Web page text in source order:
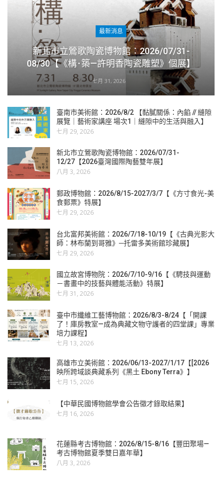
最新消息
新北市立鶯歌陶瓷博物館：2026/07/31-
08/30【《構･築—許明香陶瓷雕塑》個展】
七月 31, 2026
臺南市美術館：2026/8/2 【黏膩關係：內餡 // 縫隙
展覽｜藝術家講座 場次1｜縫隙中的生活與融入】
七月 29, 2026
新北市立鶯歌陶瓷博物館：2026/07/31-
12/27【2026臺灣國際陶藝雙年展】
八月 3, 2026
郵政博物館：2026/8/15-2027/3/7【《方寸食光-美
食郵票》特展】
七月 29, 2026
台北富邦美術館：2026/7/18-10/19【《古典光影大
師：林布蘭到哥雅》─托雷多美術館珍藏展】
七月 29, 2026
國立故宮博物院：2026/7/10-9/16【《騁技與運動
－書畫中的技藝與體能活動》特展】
七月 31, 2026
臺中市纖維工藝博物館：2026/8/3-8/24【「開課
了！庫房教室—成為典藏文物守護者的四堂課」專業
培力課程】
七月 13, 2026
高雄市立美術館：2026/06/13-2027/1/17【[2026
映所跨域談典藏系列《黑土 Ebony Terra》】
七月 15, 2026
【中華民國博物館學會公告徵才錄取結果】
七月 16, 2026
花蓮縣考古博物館：2026/8/15-8/16【豐田聚場—
考古博物館夏季雙日嘉年華】
八月 3, 2026